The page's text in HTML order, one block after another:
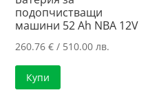
подопчистващи
машини 52 Ah NBA 12V
260.76€ / 510.00 лв.
Купи